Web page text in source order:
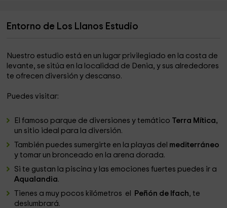
Entorno de Los Llanos Estudio
Nuestro estudio está en un lugar privilegiado en la costa de
levante, se sitúa en la localidad de Denia, y sus alrededores
te ofrecen diversión y descanso.
Puedes visitar:
El famoso parque de diversiones y temático Terra Mítica,
un sitio ideal para la diversión.
También puedes sumergirte en la playas del mediterráneo
y tomar un bronceado en la arena dorada.
Si te gustan la piscina y las emociones fuertes puedes ir a
Aqualandia.
Tienes a muy pocos kilómetros el
Peñón de Ifach, te
deslumbrará.